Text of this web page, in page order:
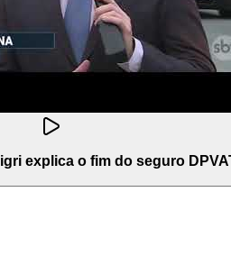
explica o fim do seguro